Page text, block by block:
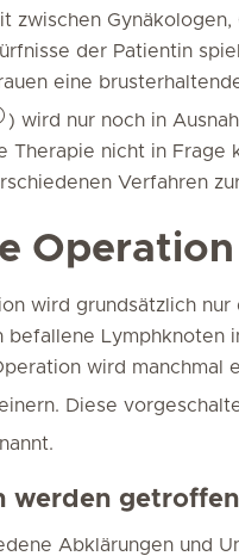
zwischen
der Patientin
eine
) wird nur noch in
Therapie nicht in Frage
Verfahren
wird grundsätzlich
Lymphknoten
wird manchmal
Diese
werden
Abklärungen und